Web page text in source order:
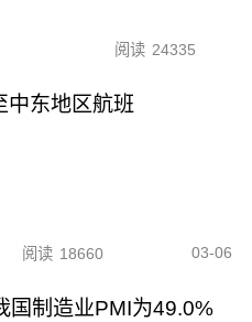
阅读 24335
中东地区航班
阅读 18660 03-06
国制造业PMI为49.0%